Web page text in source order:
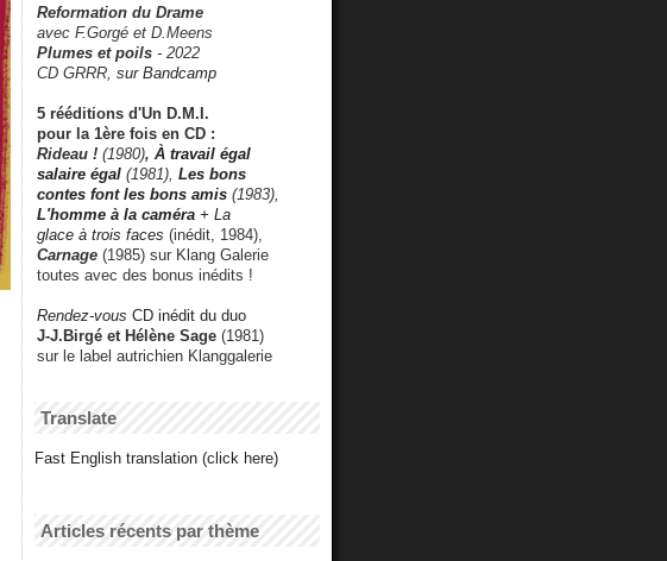
Reformation du Drame
avec F.Gorgé et D.Meens
Plumes et poils - 2022
CD GRRR, sur Bandcamp
5 rééditions d'Un D.M.I.
pour la 1ère fois en CD :
Rideau ! (1980), À travail égal
salaire égal (1981), Les bons
contes font les bons amis (1983),
L'homme à la caméra + La
glace à trois faces (inédit, 1984),
Carnage (1985) sur Klang Galerie
toutes avec des bonus inédits !
Rendez-vous CD inédit du duo
J-J.Birgé et Hélène Sage (1981)
sur le label autrichien Klanggalerie
Translate
Fast English translation (click here)
Articles récents par thème